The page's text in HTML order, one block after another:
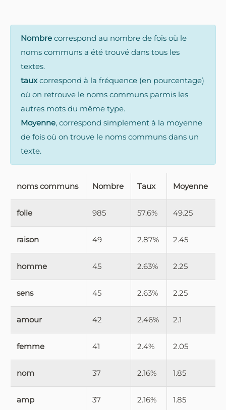
Nombre correspond au nombre de fois où le
noms communs a été trouvé dans tous les
textes.
tauxcorrespond à la fréquence (en pourcentage)
où on retrouve le noms communs parmis les
autres mots du même type.
Moyenne, correspond simplement à la moyenne
de fois où on trouve le noms communs dans un
texte.
noms communs Nombre Taux Moyenne
folie 985 57.6% 49.25
raison 49 2.87% 2.45
homme 45 2.63% 2.25
sens 45 2.63% 2.25
amour 42 2.46% 2.1
femme 41 2.4% 2.05
nom 37 2.16% 1.85
amp 37 2.16% 1.85